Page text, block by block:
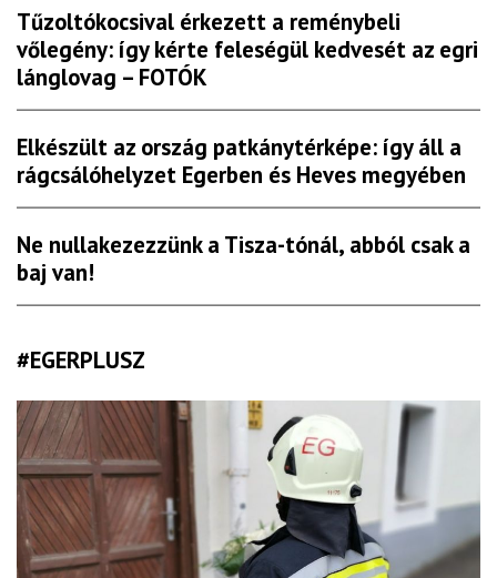
Tűzoltókocsival érkezett a reménybeli
vőlegény: így kérte feleségül kedvesét az egri
lánglovag – FOTÓK
Elkészült az ország patkánytérképe: így áll a
rágcsálóhelyzet Egerben és Heves megyében
Ne nullakezezzünk a Tisza-tónál, abból csak a
baj van!
#EGERPLUSZ